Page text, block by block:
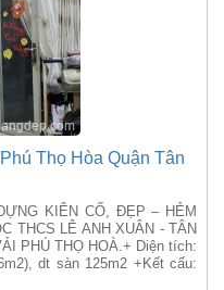
Thọ Hòa Quận Tân
KIÊN CỐ, ĐẸP – HẺM
THCS LÊ ANH XUÂN - TÂN
PHÚ THỌ HOÀ.+ Diện tích:
dt sàn 125m2 +Kết cấu: